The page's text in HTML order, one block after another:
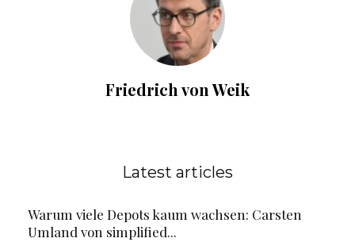
Friedrich von Weik
Latest articles
Warum viele Depots kaum wachsen: Carsten
Umland von simplified...